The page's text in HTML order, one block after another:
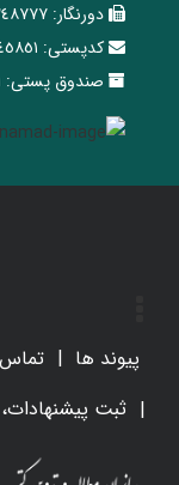
دورنگار:
کدپستی:
صندوق پستی:
پیوند ها تماس
ثبت